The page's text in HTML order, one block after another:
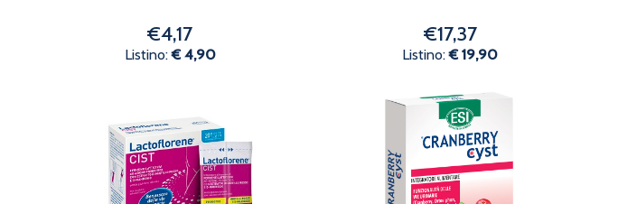
€4,17
Listino:€ 4,90
€17,37
Listino:€ 19,90